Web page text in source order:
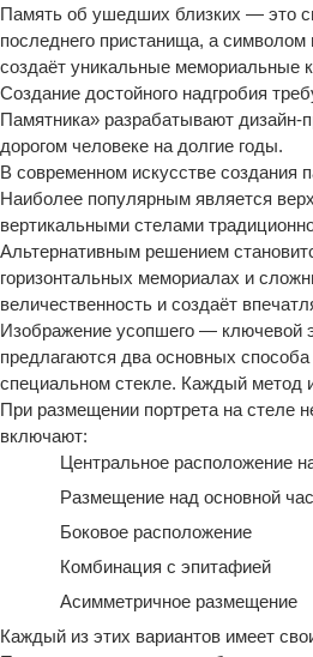
Память об ушедших близких — это
последнего пристанища, а
создаёт уникальные мемориальные
Создание достойного надгробия
Памятника» разрабатывают дизайн-
дорогом человеке на долгие годы.
В современном искусстве создания
Наиболее популярным является
вертикальными стелами
Альтернативным решением
горизонтальных мемориалах и
величественность и создаёт
Изображение усопшего — ключевой
предлагаются два основных
специальном стекле. Каждый метод
При размещении портрета на стеле
включают:
Центральное расположение
Размещение над основной
Боковое расположение
Комбинация с эпитафией
Асимметричное размещение
Каждый из этих вариантов имеет